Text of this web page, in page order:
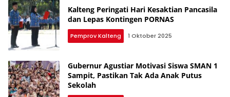
Kalteng Peringati Hari Kesaktian Pancasila
dan Lepas Kontingen PORNAS
Pemprov Kalteng 1 Oktober 2025
Gubernur Agustiar Motivasi Siswa SMAN 1
Sampit, Pastikan Tak Ada Anak Putus
Sekolah